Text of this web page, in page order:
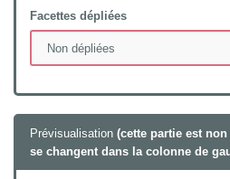
Facettes dépliées
Prévisualisation (cette partie est
se changent dans la colonne de